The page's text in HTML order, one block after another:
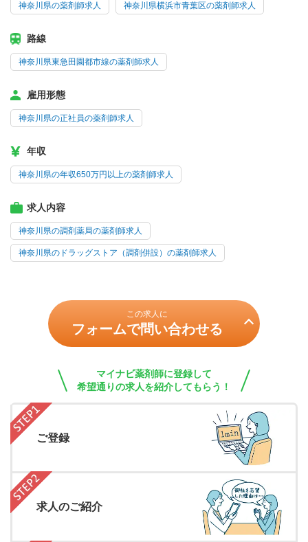
神奈川県の薬剤師求人 神奈川県横浜市青葉区の薬剤師求人
路線
神奈川県東急田園都市線の薬剤師求人
雇用形態
神奈川県の正社員の薬剤師求人
年収
神奈川県の年収650万円以上の薬剤師求人
求人内容
神奈川県の調剤薬局の薬剤師求人
神奈川県のドラッグストア（調剤併設）の薬剤師求人
この求人に
フォームで問い合わせる
マイナビ薬剤師に登録して
希望通りの求人を紹介してもらう！
ご登録
求人のご紹介